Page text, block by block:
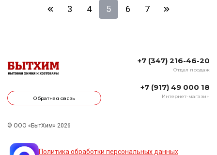
3 4 5 6 7
Обратная связь
+7 (347) 216-46-20
Отдел продаж
+7 (917) 49 000 18
Интернет-магазин
© ООО «БытХим» 2026
Политика обработки персональных данных